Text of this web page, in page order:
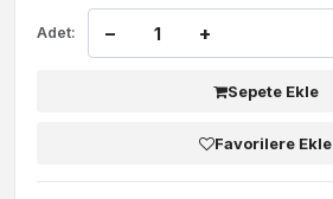
Adet: − +
Sepete Ekle
Favorilere Ekle